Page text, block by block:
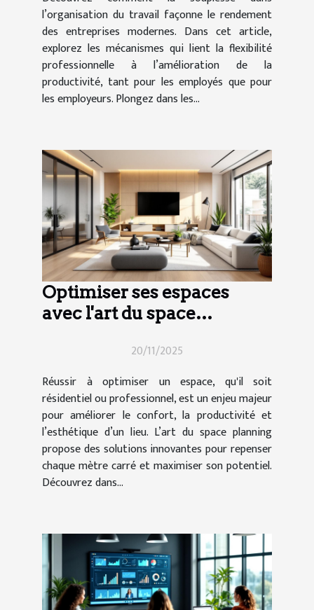
l’organisation du travail façonne le rendement
des entreprises modernes. Dans cet article,
explorez les mécanismes qui lient la flexibilité
professionnelle à l’amélioration de la
productivité, tant pour les employés que pour
les employeurs. Plongez dans les...
Optimiser ses espaces
avec l'art du space
20/11/2025
Réussir à optimiser un espace, qu'il soit
résidentiel ou professionnel, est un enjeu majeur
pour améliorer le confort, la productivité et
l’esthétique d’un lieu. L’art du space planning
propose des solutions innovantes pour repenser
chaque mètre carré et maximiser son potentiel.
Découvrez dans...